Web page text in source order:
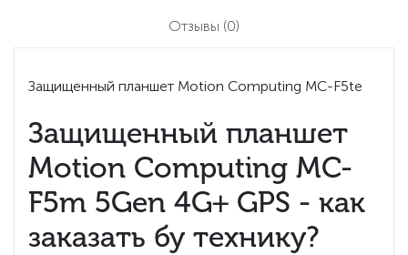
Отзывы (0)
Защищенный планшет Motion Computing MC-F5te
Защищенный планшет
Motion Computing MC-
F5m 5Gen 4G+ GPS - как
заказать бу технику?